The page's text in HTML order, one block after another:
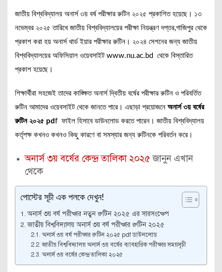
জাতীয় বিশ্ববিদ্যালয় অনার্স ৩য় বর্ষ পরীক্ষার রুটিন ২০২৫ প্রকাশিত হয়েছে। ১৩
নভেম্বর ২০২৫ তারিখে জাতীয় বিশ্ববিদ্যালয়ের পরীক্ষা নিয়ন্ত্রণ দপ্তর,গাজিপুর থেকে
প্রকাশ করা হয় অনার্স থার্ড ইয়ার পরীক্ষার রুটিন। ২০২৪ সেশনের জন্য জাতীয়
বিশ্ববিদ্যালয়ের অফিসিয়াল ওয়েবসাইট www.nu.ac.bd থেকে বিস্তারিত
প্রকাশ হয়েছে।
শিক্ষার্থীরা সহজেই তাদের কাঙ্ক্ষিত অনার্স দ্বিতীয় বর্ষের পরীক্ষার রুটিন ও পরিবর্তিত
রুটিন আমাদের ওয়েবসাইট থেকে জানতে পারে। এছাড়া প্রয়োজনে অনার্স ৩য় বর্ষের
রুটিন ২০২৫ pd f ফাইল হিসাবে ডাউনলোড করতে পারেন। জাতীয় বিশ্ববিদ্যালয়
কর্তৃপক্ষ কখনও কখনও কিছু কারণে বা সমস্যার জন্য রুটিনকে পরিবর্তন করে।
অনার্স ৩য় বর্ষের কেন্দ্র তালিকা ২০২৫জানুন এখান
থেকে
পোস্টের সূচী এক পলকে দেখুন!
অনার্স ৩য় বর্ষ পরীক্ষার নতুন রুটিন ২০২৫ এর সারসংক্ষেপ
জাতীয় বিশ্ববিদ্যালয় অনার্স ৩য় বর্ষ পরীক্ষার রুটিন ২০২৫
অনার্স ৩য় বর্ষ পরীক্ষার রুটিন ২০২৫ pdf ডাউনলোড
জাতীয় বিশ্ববিদ্যালয় অনার্স ৩য় বর্ষের ব্যাবহারিক পরীক্ষার সময়সূচী
অনার্স ৩য় বর্ষের কেন্দ্র তালিকা ২০২৫